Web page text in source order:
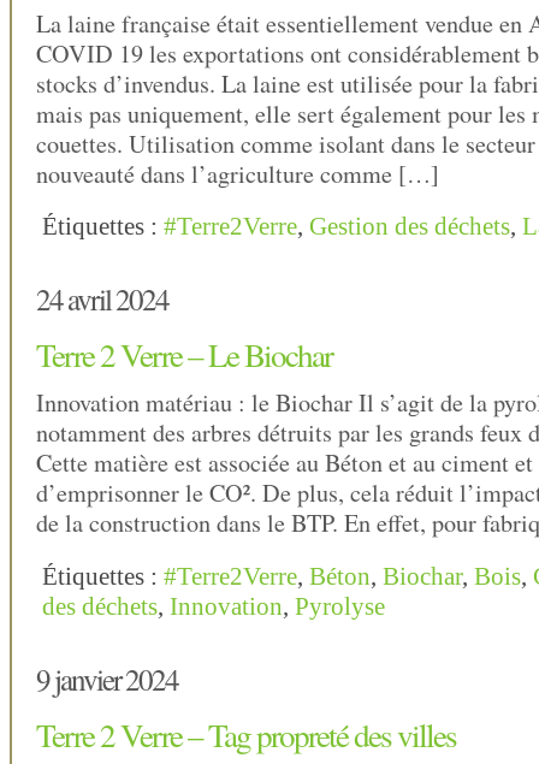
La laine française était essentiellement vendue en
COVID 19 les exportations ont considérablement
stocks d’invendus. La laine est utilisée pour la
mais pas uniquement, elle sert également pour les
couettes. Utilisation comme isolant dans le
nouveauté dans l’agriculture comme […]
Étiquettes : #Terre2Verre, Gestion des déchets,
24 avril 2024
Terre 2 Verre – Le Biochar
Innovation matériau : le Biochar Il s’agit de la
notamment des arbres détruits par les grands feux
Cette matière est associée au Béton et au ciment
d’emprisonner le CO². De plus, cela réduit
de la construction dans le BTP. En effet, pour
Étiquettes : #Terre2Verre, Béton, Biochar, Bois,
des déchets, Innovation, Pyrolyse
9 janvier 2024
Terre 2 Verre – Tag propreté des villes